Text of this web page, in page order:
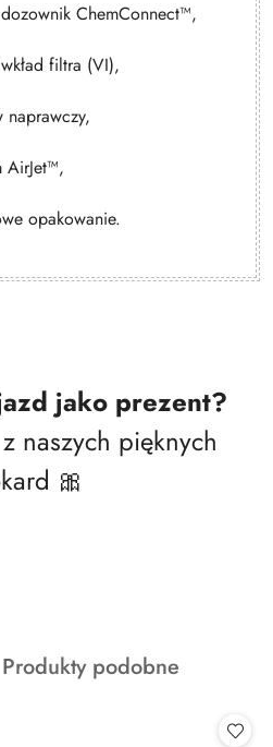
ChemConnect™,
filtra (VI),
naprawczy,
AirJet™,
opakowanie.
jako prezent?
naszych pięknych
🎀
Produkty
Produkty podobne